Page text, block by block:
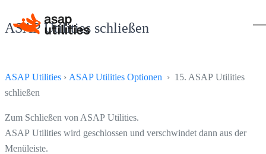
ASAP Utilities schließen
ASAP Utilities › ASAP Utilities Optionen › 15. ASAP Utilities
schließen
Zum Schließen von ASAP Utilities.
ASAP Utilities wird geschlossen und verschwindet dann aus der
Menüleiste.